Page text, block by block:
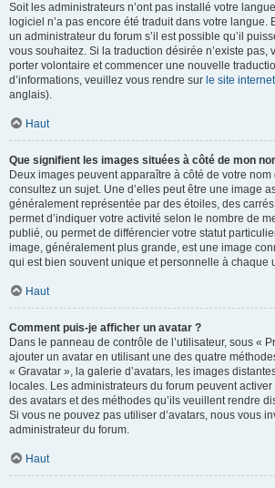
Soit les administrateurs n’ont pas installé votre
logiciel n’a pas encore été traduit dans votre langue.
un administrateur du forum s’il est possible qu’il
vous souhaitez. Si la traduction désirée n’existe pas,
porter volontaire et commencer une nouvelle
d’informations, veuillez vous rendre sur le site
anglais).
Haut
Que signifient les images situées à côté de mon
Deux images peuvent apparaître à côté de votre nom
consultez un sujet. Une d’elles peut être une image
généralement représentée par des étoiles, des
permet d’indiquer votre activité selon le nombre de
publié, ou permet de différencier votre statut
image, généralement plus grande, est une image
qui est bien souvent unique et personnelle à chaque
Haut
Comment puis-je afficher un avatar ?
Dans le panneau de contrôle de l’utilisateur, sous «
ajouter un avatar en utilisant une des quatre
« Gravatar », la galerie d’avatars, les images
locales. Les administrateurs du forum peuvent
des avatars et des méthodes qu’ils veuillent rendre
Si vous ne pouvez pas utiliser d’avatars, nous vous
administrateur du forum.
Haut